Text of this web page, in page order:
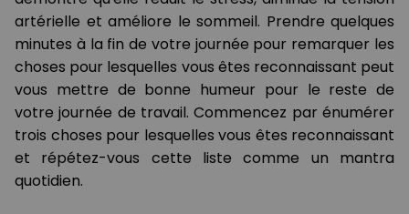
artérielle et améliore le sommeil. Prendre quelques
minutes à la fin de votre journée pour remarquer les
choses pour lesquelles vous êtes reconnaissant peut
vous mettre de bonne humeur pour le reste de
votre journée de travail. Commencez par énumérer
trois choses pour lesquelles vous êtes reconnaissant
et répétez-vous cette liste comme un mantra
quotidien.